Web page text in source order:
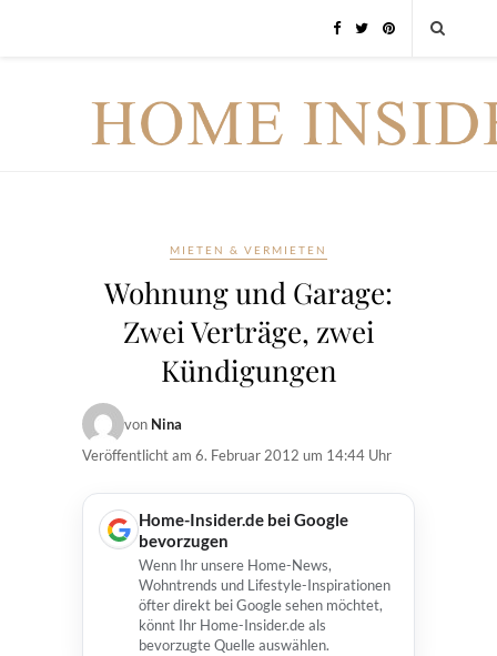
MIETEN & VERMIETEN
Wohnung und Garage:
Zwei Verträge, zwei
Kündigungen
von Nina
Veröffentlicht am 6. Februar 2012 um 14:44 Uhr
Home-Insider.de bei Google
bevorzugen
Wenn Ihr unsere Home-News,
Wohntrends und Lifestyle-Inspirationen
öfter direkt bei Google sehen möchtet,
könnt Ihr Home-Insider.de als
bevorzugte Quelle auswählen.